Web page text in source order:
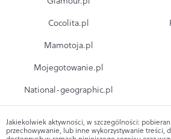
Cocolita.pl
Mamotoja.pl
Mojegotowanie.pl
National-geographic.pl
Jakiekolwiek aktywności, w szczególności:
przechowywanie, lub inne wykorzystywanie treści,